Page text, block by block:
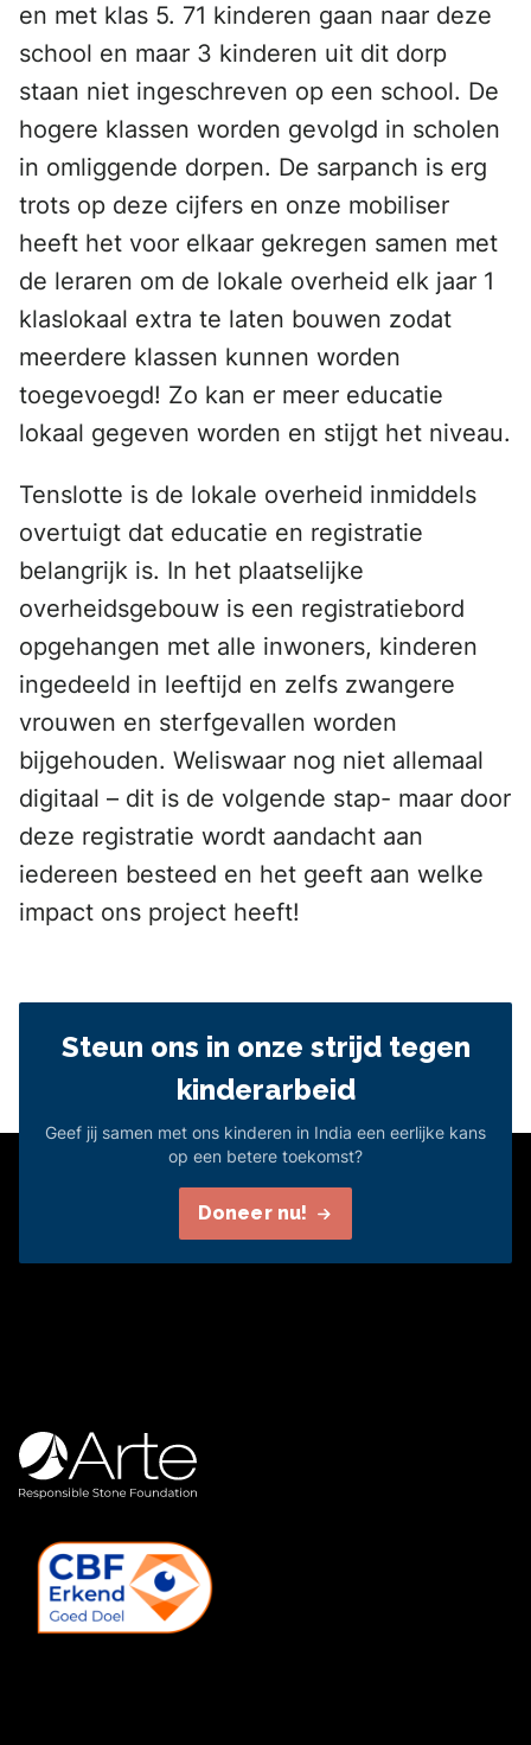
en met klas 5. 71 kinderen gaan naar deze
school en maar 3 kinderen uit dit dorp
staan niet ingeschreven op een school. De
hogere klassen worden gevolgd in scholen
in omliggende dorpen. De sarpanch is erg
trots op deze cijfers en onze mobiliser
heeft het voor elkaar gekregen samen met
de leraren om de lokale overheid elk jaar 1
klaslokaal extra te laten bouwen zodat
meerdere klassen kunnen worden
toegevoegd! Zo kan er meer educatie
lokaal gegeven worden en stijgt het niveau.
Tenslotte is de lokale overheid inmiddels
overtuigt dat educatie en registratie
belangrijk is. In het plaatselijke
overheidsgebouw is een registratiebord
opgehangen met alle inwoners, kinderen
ingedeeld in leeftijd en zelfs zwangere
vrouwen en sterfgevallen worden
bijgehouden. Weliswaar nog niet allemaal
digitaal – dit is de volgende stap- maar door
deze registratie wordt aandacht aan
iedereen besteed en het geeft aan welke
impact ons project heeft!
Steun ons in onze strijd tegen
kinderarbeid
Geef jij samen met ons kinderen in India een eerlijke kans
op een betere toekomst?
Doneer nu!